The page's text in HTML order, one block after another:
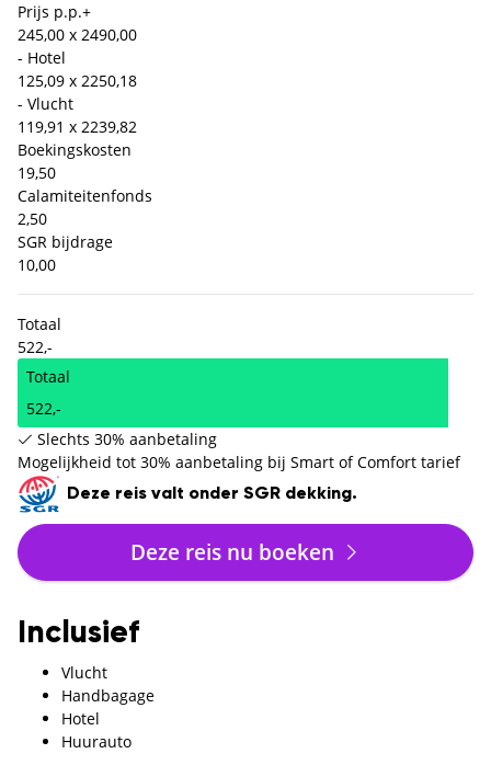
Prijs p.p.+
245,00 x 2490,00
- Hotel
125,09 x 2250,18
- Vlucht
119,91 x 2239,82
Boekingskosten
19,50
Calamiteitenfonds
2,50
SGR bijdrage
10,00
Totaal
522,-
Totaal
522,-
Slechts 30% aanbetaling
Mogelijkheid tot 30% aanbetaling bij Smart of Comfort tarief
Deze reis valt onder SGR dekking.
Deze reis nu boeken
Inclusief
Vlucht
Handbagage
Hotel
Huurauto